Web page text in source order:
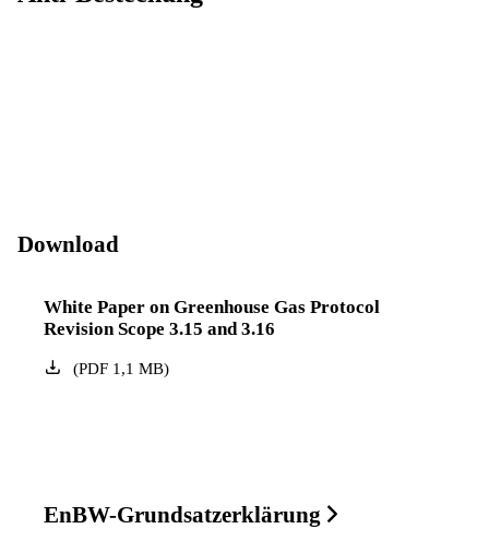
Download
White Paper on Greenhouse Gas Protocol
Revision Scope 3.15 and 3.16
(PDF1,1 MB)
EnBW-Grundsatzerklärung